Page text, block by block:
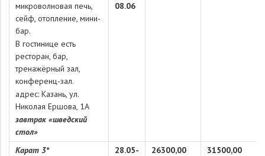
микроволновая печь,
сейф, отопление, мини-
бар.
В гостинице есть
ресторан, бар,
тренажёрный зал,
конференц-зал.
адрес: Казань, ул.
Николая Ершова, 1А
завтрак «шведский
стол»
08.06
Карат 3*
28.05-
26300,00 31500,00